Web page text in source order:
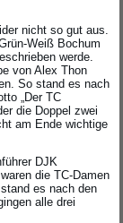
nicht so gut aus.
Weiß Bochum
werde.
von Alex Thon
So stand es nach
„Der TC
die Doppel zwei
am Ende wichtige
DJK
die TC-Damen
es nach den
alle drei